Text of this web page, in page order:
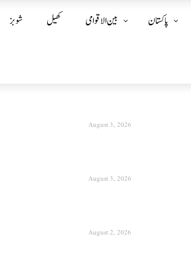
شوبز کھیل بین الا قوامی پاکستان
August 3, 2026
August 3, 2026
August 2, 2026